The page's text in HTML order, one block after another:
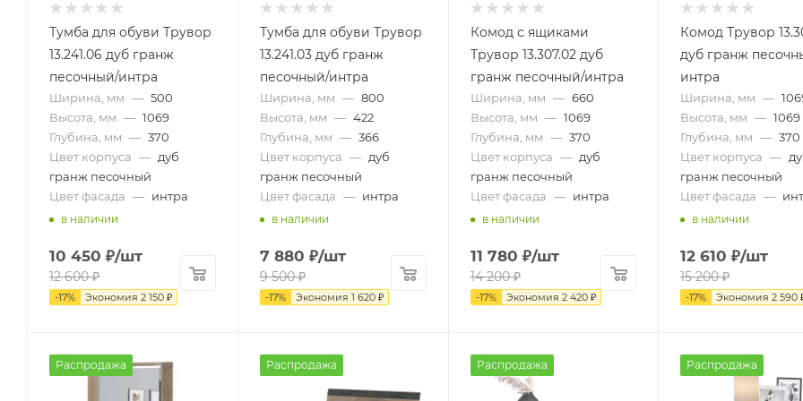
Тумба для обуви Трувор
13.241.06 дуб гранж
песочный/интра
Ширина, мм — 500
Высота, мм — 1069
Глубина, мм — 370
Цвет корпуса — дуб
гранж песочный
Цвет фасада — интра
в наличии
10 450 ₽/шт
12 600₽
-17% Экономия 2 150 ₽
Тумба для обуви Трувор
13.241.03 дуб гранж
песочный/интра
Ширина, мм — 800
Высота, мм — 422
Глубина, мм — 366
Цвет корпуса — дуб
гранж песочный
Цвет фасада — интра
в наличии
7 880 ₽/шт
9 500₽
-17% Экономия 1 620₽
Комод с ящиками
Трувор 13.307.02 дуб
гранж песочный/интра
Ширина, мм — 660
Высота, мм — 1069
Глубина, мм — 370
Цвет корпуса — дуб
гранж песочный
Цвет фасада — интра
в наличии
11 780 ₽/шт
14 200₽
-17% Экономия 2 420₽
Комод Трувор
дуб гранж
интра
Ширина, мм —
Высота, мм — 1069
Глубина, мм — 370
Цвет корпуса —
гранж песочный
Цвет фасада —
в наличии
12 610 ₽/шт
15 200₽
-17% Экономия 2 590
Распродажа Распродажа Распродажа Распродажа